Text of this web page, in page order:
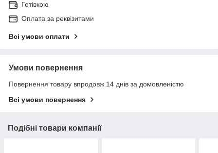
Готівкою
Оплата за реквізитами
Всі умови оплати
Умови повернення
Повернення товару впродовж 14 днів за домовленістю
Всі умови повернення
Подібні товари компанії